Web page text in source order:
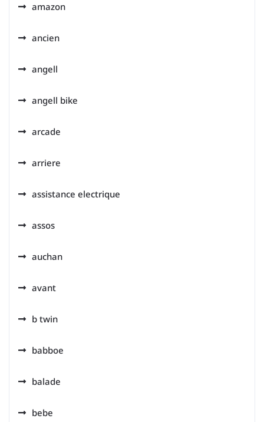
amazon
ancien
angell
angell bike
arcade
arriere
assistance electrique
assos
auchan
avant
b twin
babboe
balade
bebe